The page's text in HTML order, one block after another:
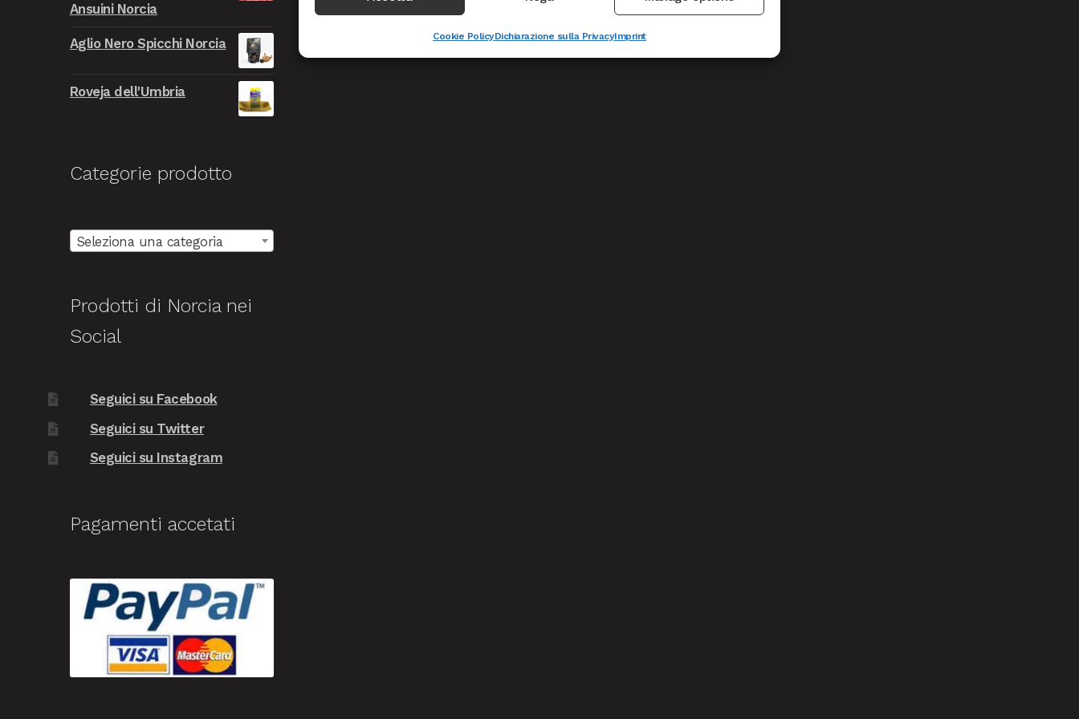
Cookie PolicyDichiarazione sulla PrivacyImprint
era:
9.999,00€.999,00€.
Ansuini Norcia
Aglio Nero Spicchi Norcia
Roveja dell'Umbria
Categorie prodotto
Seleziona una categoria
Prodotti di Norcia nei
Social
Seguici su Facebook
Seguici su Twitter
Seguici su Instagram
Pagamenti accetati